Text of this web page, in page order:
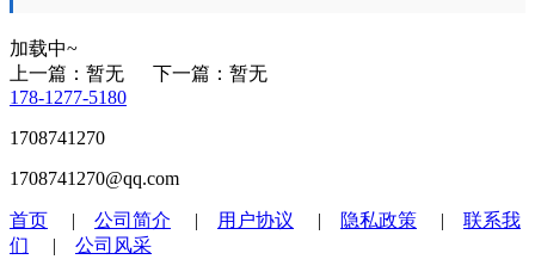
加载中~
上一篇：暂无
下一篇：暂无
178-1277-5180
1708741270
1708741270@qq.com
首页 | 公司简介 | 用户协议 | 隐私政策 | 联系我
们 | 公司风采